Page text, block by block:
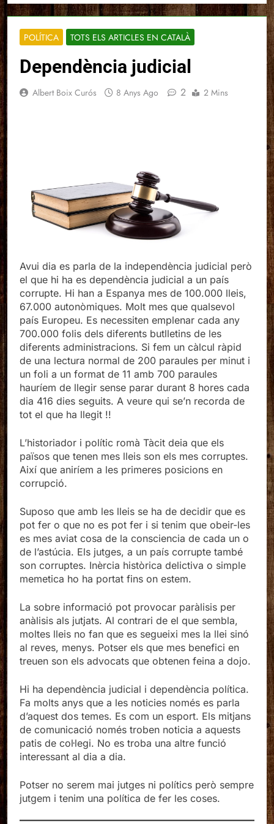
POLÍTICA TOTS ELS ARTICLES EN CATALÀ
Dependència judicial
Albert Boix Curós 8 Anys Ago 2 2 Mins
Avui dia es parla de la independència judicial però
el que hi ha es dependència judicial a un país
corrupte. Hi han a Espanya mes de 100.000 lleis,
67.000 autonòmiques. Molt mes que qualsevol
país Europeu. Es necessiten emplenar cada any
700.000 folis dels diferents butlletins de les
diferents administracions. Si fem un càlcul ràpid
de una lectura normal de 200 paraules per minut i
un foli a un format de 11 amb 700 paraules
hauríem de llegir sense parar durant 8 hores cada
dia 416 dies seguits. A veure qui se’n recorda de
tot el que ha llegit !!
L’historiador i polític romà Tàcit deia que els
països que tenen mes lleis son els mes corruptes.
Així que aniríem a les primeres posicions en
corrupció.
Suposo que amb les lleis se ha de decidir que es
pot fer o que no es pot fer i si tenim que obeir-les
es mes aviat cosa de la consciencia de cada un o
de l’astúcia. Els jutges, a un país corrupte també
son corruptes. Inèrcia històrica delictiva o simple
memetica ho ha portat fins on estem.
La sobre informació pot provocar paràlisis per
anàlisis als jutjats. Al contrari de el que sembla,
moltes lleis no fan que es segueixi mes la llei sinó
al reves, menys. Potser els que mes benefici en
treuen son els advocats que obtenen feina a dojo.
Hi ha dependència judicial i dependència política.
Fa molts anys que a les noticies només es parla
d’aquest dos temes. Es com un esport. Els mitjans
de comunicació només troben noticia a aquests
patis de col·legi. No es troba una altre funció
interessant al dia a dia.
Potser no serem mai jutges ni polítics però sempre
jutgem i tenim una política de fer les coses.